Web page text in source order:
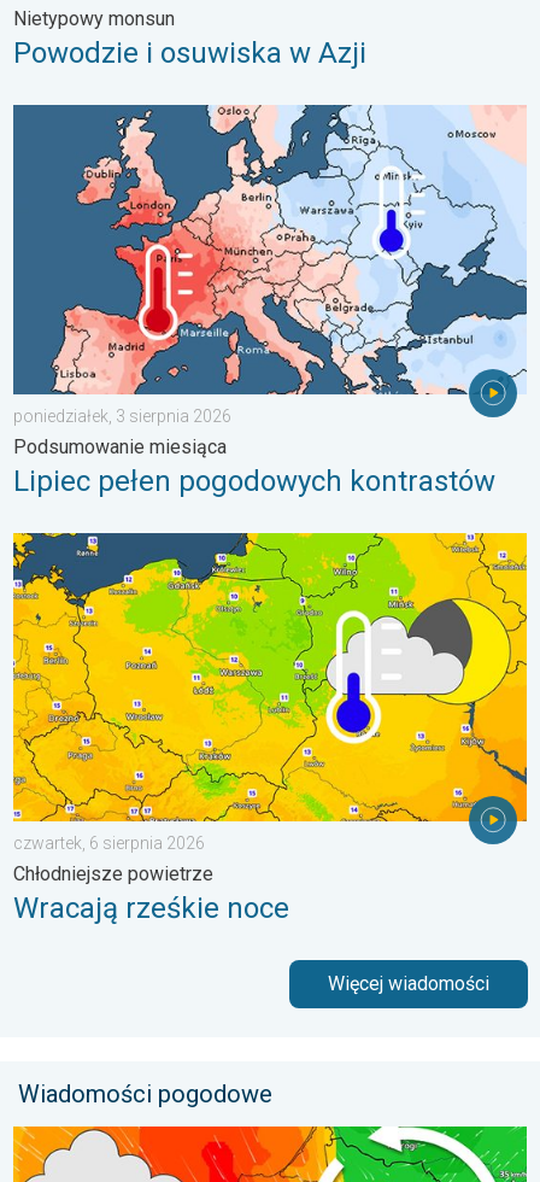
Nietypowy monsun
Powodzie i osuwiska w Azji
Lipiec pełen pogodowych kontrastów. Podsumowanie
poniedziałek, 3 sierpnia 2026
Podsumowanie miesiąca
Lipiec pełen pogodowych kontrastów
Wracają rześkie noce. Chłodniejsze powietrze. . . czwartek, 6
czwartek, 6 sierpnia 2026
Chłodniejsze powietrze
Wracają rześkie noce
Więcej wiadomości
Wiadomości pogodowe
Sztorm, ochłodzenie, wysokie fale, cofka. Niż nad Bałtykiem.